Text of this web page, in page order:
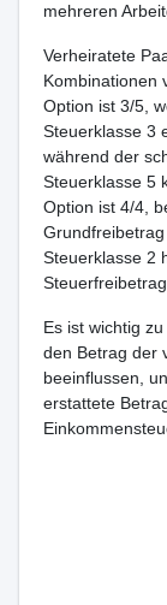
mehreren
Verheiratete
Kombinationen
Option ist 3/5,
Steuerklasse 3
während der
Steuerklasse 5
Option ist 4/4,
Steuerklasse 2
Steuerfreibetrag.
Es ist wichtig
den Betrag der
beeinflussen,
erstattete